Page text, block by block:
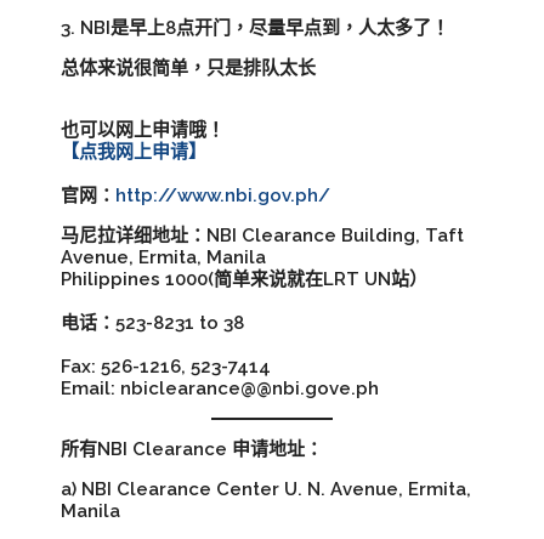
3. NBI是早上8点开门，尽量早点到，人太多了！
总体来说很简单，只是排队太长
也可以网上申请哦！
【点我网上申请】
官网： http://www.nbi.gov.ph/
马尼拉详细地址：NBI Clearance Building, Taft
Avenue, Ermita, Manila
Philippines 1000(简单来说就在LRT UN站）
电话：523-8231 to 38
Fax: 526-1216, 523-7414
Email: nbiclearance@@nbi.gove.ph
所有NBI Clearance 申请地址：
a) NBI Clearance Center U. N. Avenue, Ermita,
Manila